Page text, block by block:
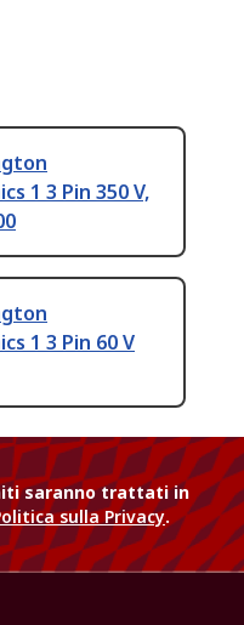
1 3 Pin 350 V,
1 3 Pin 60 V
saranno trattati in
sulla Privacy.